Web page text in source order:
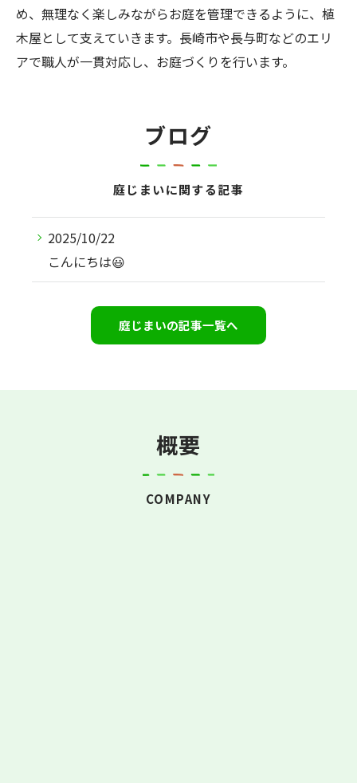
め、無理なく楽しみながらお庭を管理できるように、植
木屋として支えていきます。長崎市や長与町などのエリ
アで職人が一貫対応し、お庭づくりを行います。
ブログ
庭じまいに関する記事
2025/10/22
こんにちは😃
庭じまいの記事一覧へ
概要
COMPANY